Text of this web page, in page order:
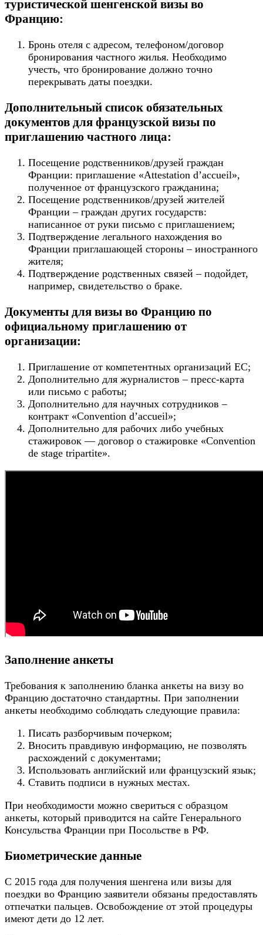
туристической шенгенской визы во
Францию:
Бронь отеля с адресом, телефоном/договор
бронирования частного жилья. Необходимо
учесть, что бронирование должно точно
перекрывать даты поездки.
Дополнительный список обязательных
документов для французской визы по
приглашению частного лица:
Посещение родственников/друзей граждан
Франции: приглашение «Attestation d’accueil»,
полученное от французского гражданина;
Посещение родственников/друзей жителей
Франции – граждан других государств:
написанное от руки письмо с приглашением;
Подтверждение легального нахождения во
Франции приглашающей стороны – иностранного
жителя;
Подтверждение родственных связей – подойдет,
например, свидетельство о браке.
Документы для визы во Францию по
официальному приглашению от
организации:
Приглашение от компетентных организаций ЕС;
Дополнительно для журналистов – пресс-карта
или письмо с работы;
Дополнительно для научных сотрудников –
контракт «Convention d’accueil»;
Дополнительно для рабочих либо учебных
стажировок — договор о стажировке «Convention
de stage tripartite».
Заполнение анкеты
Требования к заполнению бланка анкеты на визу во
Францию достаточно стандартны. При заполнении
анкеты необходимо соблюдать следующие правила:
Писать разборчивым почерком;
Вносить правдивую информацию, не позволять
расхождений с документами;
Использовать английский или французский язык;
Ставить подписи в нужных местах.
При необходимости можно свериться с образцом
анкеты, который приводится на сайте Генерального
Консульства Франции при Посольстве в РФ.
Биометрические данные
С 2015 года для получения шенгена или визы для
поездки во Францию заявители обязаны предоставлять
отпечатки пальцев. Освобождение от этой процедуры
имеют дети до 12 лет.